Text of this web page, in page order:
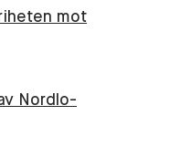
mot
Nordlo-